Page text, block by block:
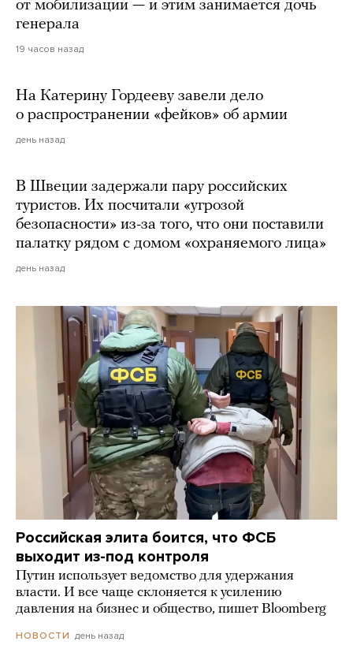
от мобилизации — и этим занимается дочь
генерала
19 часов назад
На Катерину Гордееву завели дело
о распространении «фейков» об армии
день назад
В Швеции задержали пару российских
туристов. Их посчитали «угрозой
безопасности» из-за того, что они поставили
палатку рядом с домом «охраняемого лица»
день назад
Российская элита боится, что ФСБ
выходит из-под контроля
Путин использует ведомство для удержания
власти. И все чаще склоняется к усилению
давления на бизнес и общество, пишет Bloomberg
НОВОСТИ день назад